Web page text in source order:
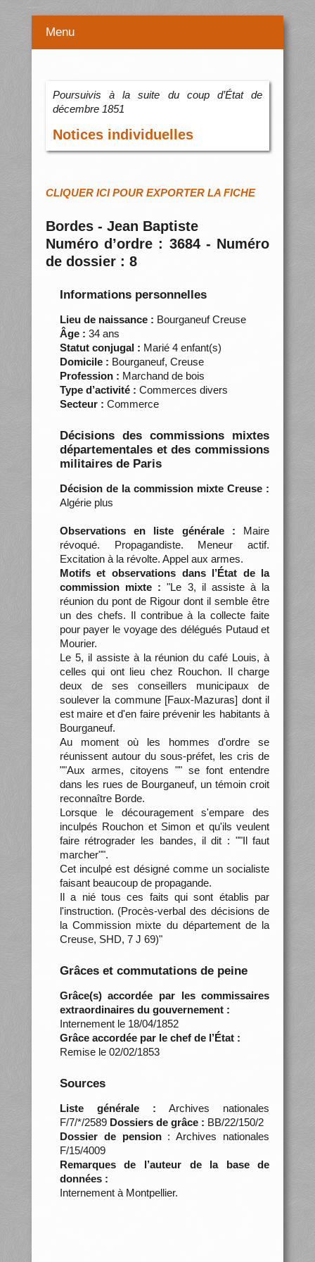
Menu
Poursuivis à la suite du coup d’État de
décembre 1851
Notices individuelles
CLIQUER ICI POUR EXPORTER LA FICHE
Bordes - Jean Baptiste
Numéro d’ordre : 3684 - Numéro
de dossier : 8
Informations personnelles
Lieu de naissance : Bourganeuf Creuse
Âge : 34 ans
Statut conjugal : Marié 4 enfant(s)
Domicile : Bourganeuf, Creuse
Profession : Marchand de bois
Type d’activité : Commerces divers
Secteur : Commerce
Décisions des commissions mixtes
départementales et des commissions
militaires de Paris
Décision de la commission mixte Creuse :
Algérie plus
Observations en liste générale : Maire
révoqué. Propagandiste. Meneur actif.
Excitation à la révolte. Appel aux armes.
Motifs et observations dans l’État de la
commission mixte : "Le 3, il assiste à la
réunion du pont de Rigour dont il semble être
un des chefs. Il contribue à la collecte faite
pour payer le voyage des délégués Putaud et
Mourier.
Le 5, il assiste à la réunion du café Louis, à
celles qui ont lieu chez Rouchon. Il charge
deux de ses conseillers municipaux de
soulever la commune [Faux-Mazuras] dont il
est maire et d'en faire prévenir les habitants à
Bourganeuf.
Au moment où les hommes d'ordre se
réunissent autour du sous-préfet, les cris de
""Aux armes, citoyens "" se font entendre
dans les rues de Bourganeuf, un témoin croit
reconnaître Borde.
Lorsque le découragement s'empare des
inculpés Rouchon et Simon et qu'ils veulent
faire rétrograder les bandes, il dit : ""Il faut
marcher"".
Cet inculpé est désigné comme un socialiste
faisant beaucoup de propagande.
Il a nié tous ces faits qui sont établis par
l'instruction. (Procès-verbal des décisions de
la Commission mixte du département de la
Creuse, SHD, 7 J 69)"
Grâces et commutations de peine
Grâce(s) accordée par les commissaires
extraordinaires du gouvernement :
Internement le 18/04/1852
Grâce accordée par le chef de l’État :
Remise le 02/02/1853
Sources
Liste générale : Archives nationales
F/7/*/2589 Dossiers de grâce : BB/22/150/2
Dossier de pension: Archives nationales
F/15/4009
Remarques de l’auteur de la base de
données :
Internement à Montpellier.